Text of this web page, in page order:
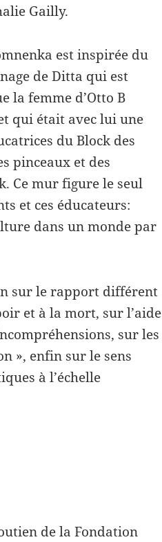
Gailly.
est inspirée du
de Ditta qui est
la femme d’Otto B
qui était avec lui une
du Block des
pinceaux et des
Ce mur figure le seul
et ces éducateurs:
dans un monde par
sur le rapport différent
et à la mort, sur l’aide
sur les
», enfin sur le sens
à l’échelle
de la Fondation